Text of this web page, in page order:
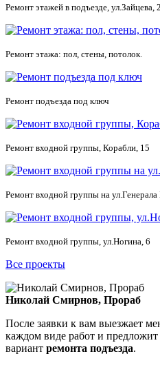
Ремонт этажей в подъезде, ул.Зайцева,
Ремонт этажа: пол, стены, потолок.
Ремонт подъезда под ключ
Ремонт входной группы, Корабли, 15
Ремонт входной группы на ул.Генерала
Ремонт входной группы, ул.Ногина, 6
Все проекты
Николай Смирнов, Прораб
После заявки к вам выезжает
каждом виде работ и
вариант ремонта подъезда.